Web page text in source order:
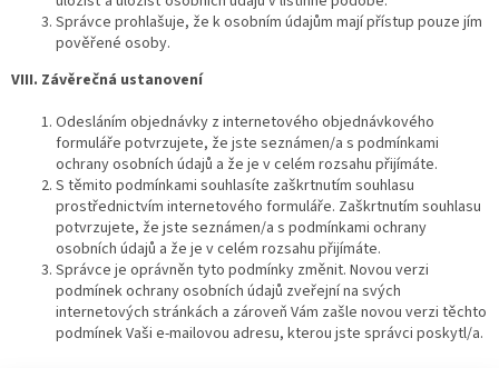
Správce prohlašuje, že k osobním údajům mají přístup pouze jím
pověřené osoby.
VIII. Závěrečná ustanovení
Odesláním objednávky z internetového objednávkového
formuláře potvrzujete, že jste seznámen/a s podmínkami
ochrany osobních údajů a že je v celém rozsahu přijímáte.
S těmito podmínkami souhlasíte zaškrtnutím souhlasu
prostřednictvím internetového formuláře. Zaškrtnutím souhlasu
potvrzujete, že jste seznámen/a s podmínkami ochrany
osobních údajů a že je v celém rozsahu přijímáte.
Správce je oprávněn tyto podmínky změnit. Novou verzi
podmínek ochrany osobních údajů zveřejní na svých
internetových stránkách a zároveň Vám zašle novou verzi těchto
podmínek Vaši e-mailovou adresu, kterou jste správci poskytl/a.